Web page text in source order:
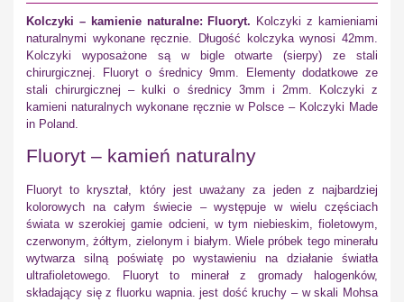
Kolczyki – kamienie naturalne: Fluoryt. Kolczyki z kamieniami
naturalnymi wykonane ręcznie. Długość kolczyka wynosi 42mm.
Kolczyki wyposażone są w bigle otwarte (sierpy) ze stali
chirurgicznej. Fluoryt o średnicy 9mm. Elementy dodatkowe ze
stali chirurgicznej – kulki o średnicy 3mm i 2mm. Kolczyki z
kamieni naturalnych wykonane ręcznie w Polsce – Kolczyki Made
in Poland.
Fluoryt – kamień naturalny
Fluoryt to kryształ, który jest uważany za jeden z najbardziej
kolorowych na całym świecie – występuje w wielu częściach
świata w szerokiej gamie odcieni, w tym niebieskim, fioletowym,
czerwonym, żółtym, zielonym i białym. Wiele próbek tego minerału
wytwarza silną poświatę po wystawieniu na działanie światła
ultrafioletowego. Fluoryt to minerał z gromady halogenków,
składający się z fluorku wapnia. jest dość kruchy – w skali Mohsa